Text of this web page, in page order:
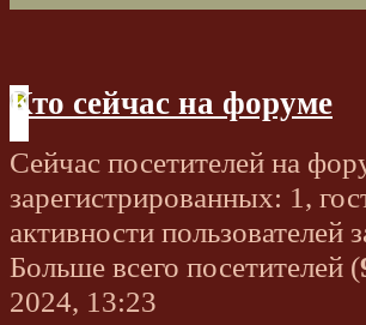
Кто сейчас на форуме
Сейчас посетителей на
зарегистрированных: 1,
активности пользователей
Больше всего посетителей (
2024, 13:23